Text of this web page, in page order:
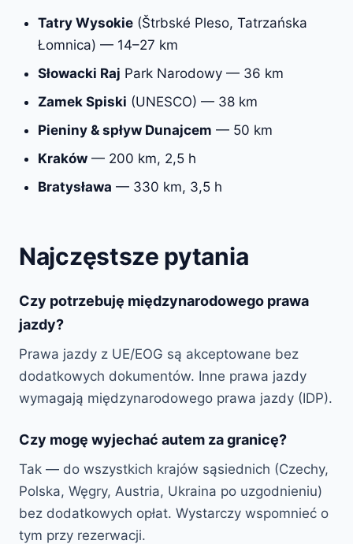
Tatry Wysokie (Štrbské Pleso, Tatrzańska
Łomnica) — 14–27 km
Słowacki Raj Park Narodowy — 36 km
Zamek Spiski (UNESCO) — 38 km
Pieniny & spływ Dunajcem — 50 km
Kraków — 200 km, 2,5 h
Bratysława — 330 km, 3,5 h
Najczęstsze pytania
Czy potrzebuję międzynarodowego prawa
jazdy?
Prawa jazdy z UE/EOG są akceptowane bez
dodatkowych dokumentów. Inne prawa jazdy
wymagają międzynarodowego prawa jazdy (IDP).
Czy mogę wyjechać autem za granicę?
Tak — do wszystkich krajów sąsiednich (Czechy,
Polska, Węgry, Austria, Ukraina po uzgodnieniu)
bez dodatkowych opłat. Wystarczy wspomnieć o
tym przy rezerwacji.